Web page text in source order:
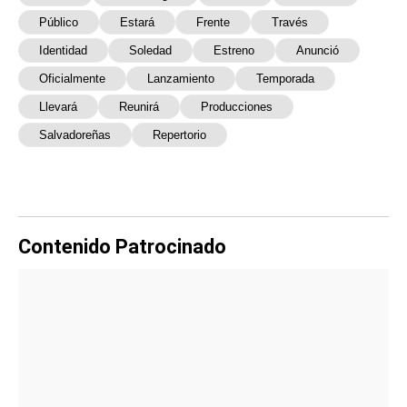
Público Estará Frente Través
Identidad Soledad Estreno Anunció
Oficialmente Lanzamiento Temporada
Llevará Reunirá Producciones
Salvadoreñas Repertorio
Contenido Patrocinado